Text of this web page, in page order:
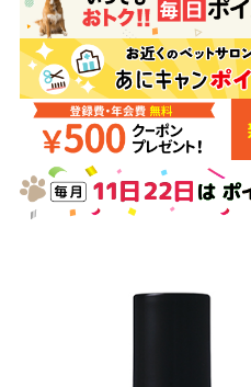
小動物・鳥
ドッグフード
美容・ケア用品
会員登録
あにまるキャンパスについて
アフターサービス
商品リクエスト